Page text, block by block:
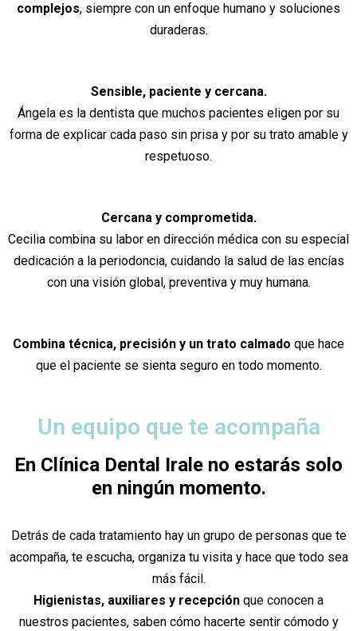
complejos, siempre con un enfoque humano y soluciones
duraderas.
Sensible, paciente y cercana.
Ángela es la dentista que muchos pacientes eligen por su
forma de explicar cada paso sin prisa y por su trato amable y
respetuoso.
Cercana y comprometida.
Cecilia combina su labor en dirección médica con su especial
dedicación a la periodoncia, cuidando la salud de las encías
con una visión global, preventiva y muy humana.
Combina técnica, precisión y un trato calmado que hace
que el paciente se sienta seguro en todo momento.
Un equipo que te acompaña
En Clínica Dental Irale no estarás solo
en ningún momento.
Detrás de cada tratamiento hay un grupo de personas que te
acompaña, te escucha, organiza tu visita y hace que todo sea
más fácil.
Higienistas, auxiliares y recepción que conocen a
nuestros pacientes, saben cómo hacerte sentir cómodo y